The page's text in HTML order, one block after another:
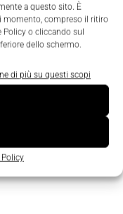
a questo sito. È
momento, compreso il ritiro
Policy o cliccando sul
dello schermo.
di più su questi scopi
Policy